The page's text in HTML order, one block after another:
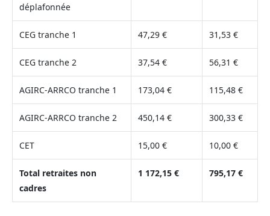
déplafonnée
CEG tranche 1 47,29 € 31,53 €
CEG tranche 2 37,54 € 56,31 €
AGIRC-ARRCO tranche 1 173,04 € 115,48 €
AGIRC-ARRCO tranche 2 450,14 € 300,33 €
CET 15,00 € 10,00 €
Total retraites non
cadres
1 172,15 € 795,17 €